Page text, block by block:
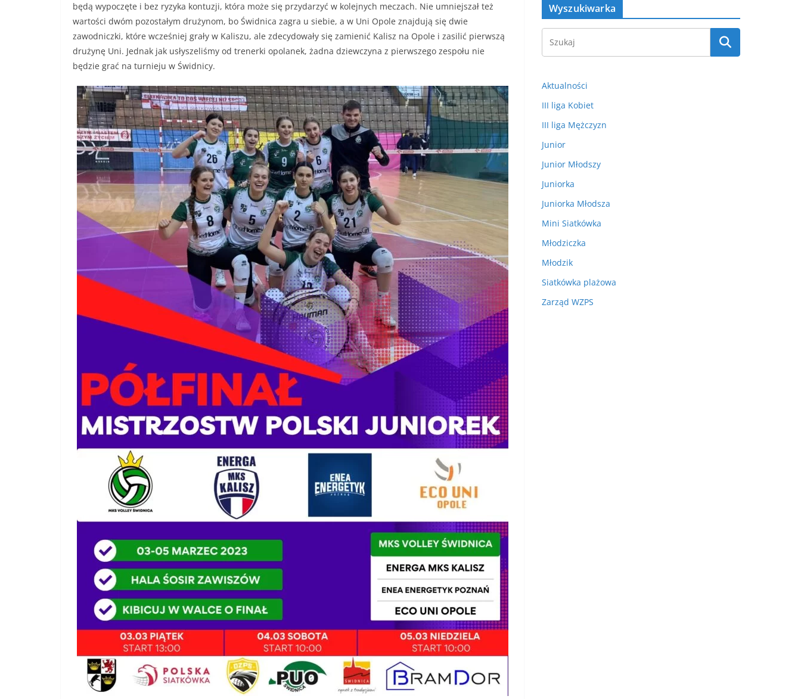
będą wypoczęte i bez ryzyka kontuzji, która może się przydarzyć w kolejnych meczach. Nie umniejszał też
wartości dwóm pozostałym drużynom, bo Świdnica zagra u siebie, a w Uni Opole znajdują się dwie
zawodniczki, które wcześniej grały w Kaliszu, ale zdecydowały się zamienić Kalisz na Opole i zasilić pierwszą
drużynę Uni. Jednak jak usłyszeliśmy od trenerki opolanek, żadna dziewczyna z pierwszego zespołu nie
będzie grać na turnieju w Świdnicy.
Wyszukiwarka
Aktualności
III liga Kobiet
III liga Mężczyzn
Junior
Junior Młodszy
Juniorka
Juniorka Młodsza
Mini Siatkówka
Młodziczka
Młodzik
Siatkówka plażowa
Zarząd WZPS